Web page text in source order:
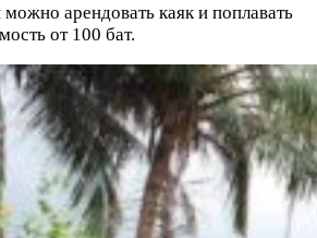
арендовать каяк и поплавать
от 100 бат.